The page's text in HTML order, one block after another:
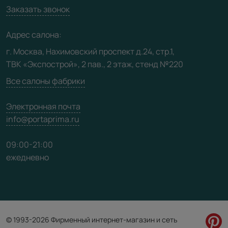
Юридическая информация
Вакансии
Видео
Карта сайта
Заказать звонок
Адрес салона:
г. Москва, Нахимовский проспект д.24, стр.1,
ТВК «Экспострой», 2 пав., 2 этаж, стенд №220
Все салоны фабрики
Электронная почта
info@portaprima.ru
09:00-21:00
ежедневно
© 1993-2026 Фирменный интернет-магазин и сеть